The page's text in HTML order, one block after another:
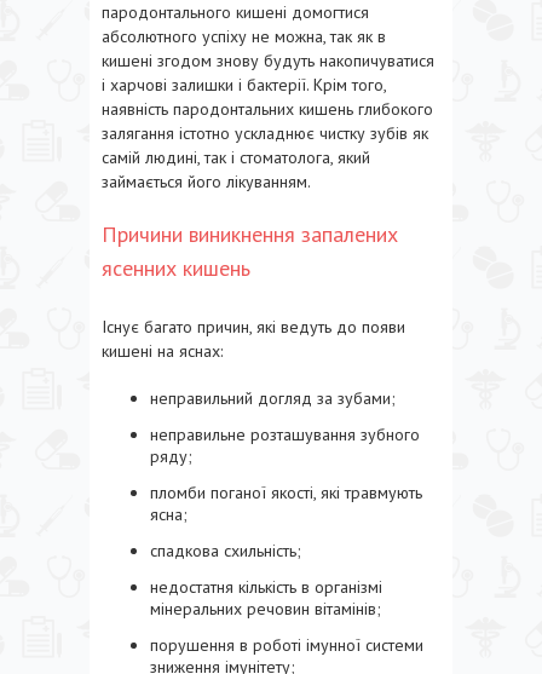
пародонтального кишені домогтися
абсолютного успіху не можна, так як в
кишені згодом знову будуть накопичуватися
і харчові залишки і бактерії. Крім того,
наявність пародонтальних кишень глибокого
залягання істотно ускладнює чистку зубів як
самій людині, так і стоматолога, який
займається його лікуванням.
Причини виникнення запалених
ясенних кишень
Існує багато причин, які ведуть до появи
кишені на яснах:
неправильний догляд за зубами;
неправильне розташування зубного
ряду;
пломби поганої якості, які травмують
ясна;
спадкова схильність;
недостатня кількість в організмі
мінеральних речовин вітамінів;
порушення в роботі імунної системи
зниження імунітету;